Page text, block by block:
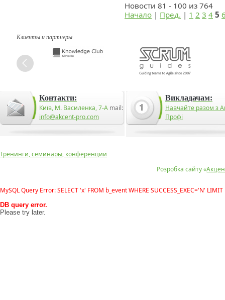
Новости 81 - 100 из 764
Начало | Пред. | 1 2 3 4 5
Клиенты и партнеры
Контакти:
Київ, М. Василенка, 7-А mail:
info@akcent-pro.com
Викладачам:
Навчайте разом з
Профі
Розробка сайту «
Тренинги, семинары, конференции
MySQL Query Error: SELECT 'x' FROM b_event WHERE SUCCESS_EXEC='N' LIMIT
DB query error.
Please try later.